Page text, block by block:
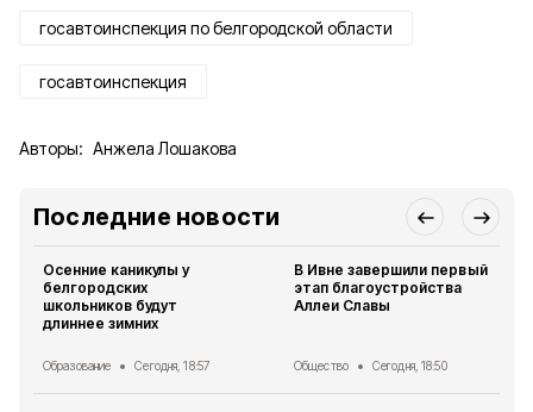
госавтоинспекция по белгородской области
госавтоинспекция
Авторы: Анжела Лошакова
Последние новости
Осенние каникулы у
белгородских
школьников будут
длиннее зимних
Образование Сегодня, 18:57
В Ивне завершили первый
этап благоустройства
Аллеи Славы
Общество Сегодня, 18:50